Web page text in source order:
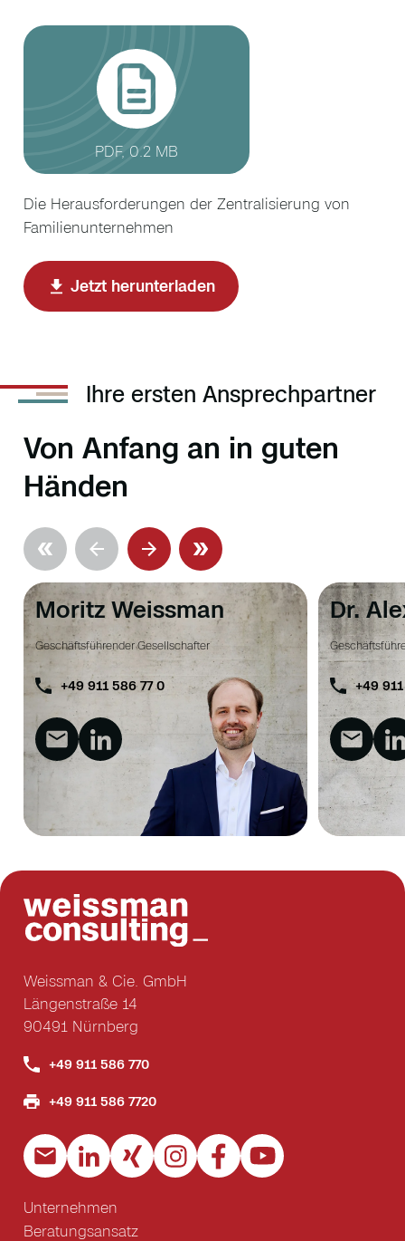
PDF, 0.2 MB
Die Herausforderungen der Zentralisierung von
Familienunternehmen
Jetzt herunterladen
Ihre ersten Ansprechpartner
Von Anfang an in guten
Händen
Moritz Weissman
Geschäftsführender Gesellschafter
+49 911 586 77 0
Dr.
+49
Weissman & Cie. GmbH
Längenstraße 14
90491 Nürnberg
+49 911 586 770
+49 911 586 7720
Unternehmen
Beratungsansatz